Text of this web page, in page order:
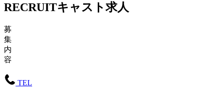
RECRUITキャスト求人
募
集
内
容
TEL